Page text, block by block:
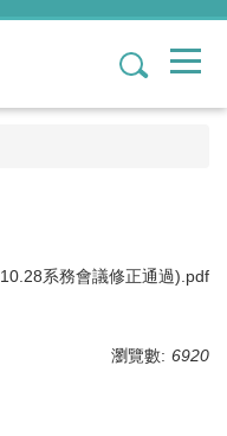
1
系務會議修正通過).pdf
瀏覽數: 6920